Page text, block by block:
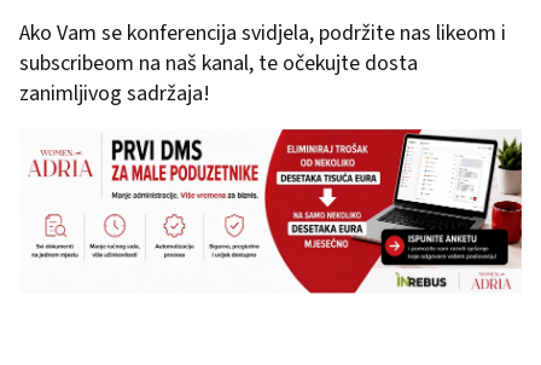
Ako Vam se konferencija svidjela, podržite nas likeom i
subscribeom na naš kanal, te očekujte dosta
zanimljivog sadržaja!